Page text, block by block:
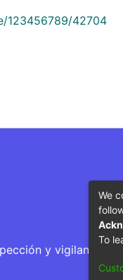
123456789/42704
y vigilancia
We
To